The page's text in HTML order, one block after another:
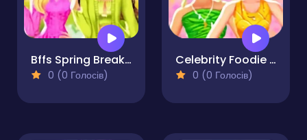
Bffs Spring Break Fashionista
0 (0 Голосів)
Celebrity Foodie Style
0 (0 Голосів)